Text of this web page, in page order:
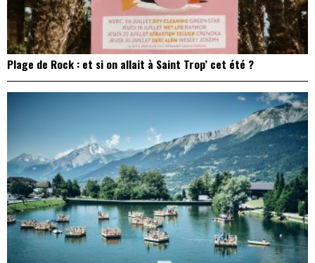
Plage de Rock : et si on allait à Saint Trop’ cet été ?